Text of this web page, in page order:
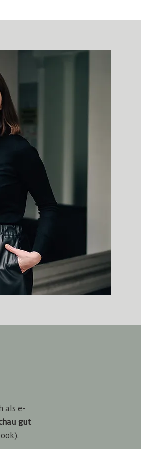
als e-
gut